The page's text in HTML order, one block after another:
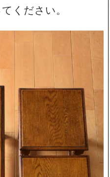
ください。